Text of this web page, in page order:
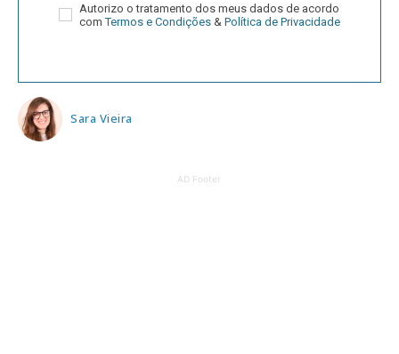
Autorizo o tratamento dos meus dados de acordo
comTermos e Condições & Política de Privacidade
Sara Vieira
AD Footer